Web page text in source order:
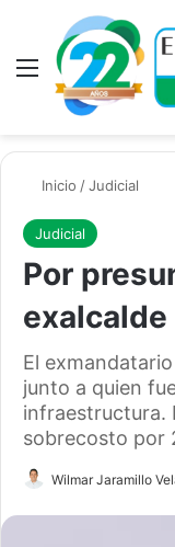
Menú
Inicio /Judicial
Judicial
Por
exalcalde
El
junto a quien
infraestructura.
sobrecosto por
Wilmar Jaramillo